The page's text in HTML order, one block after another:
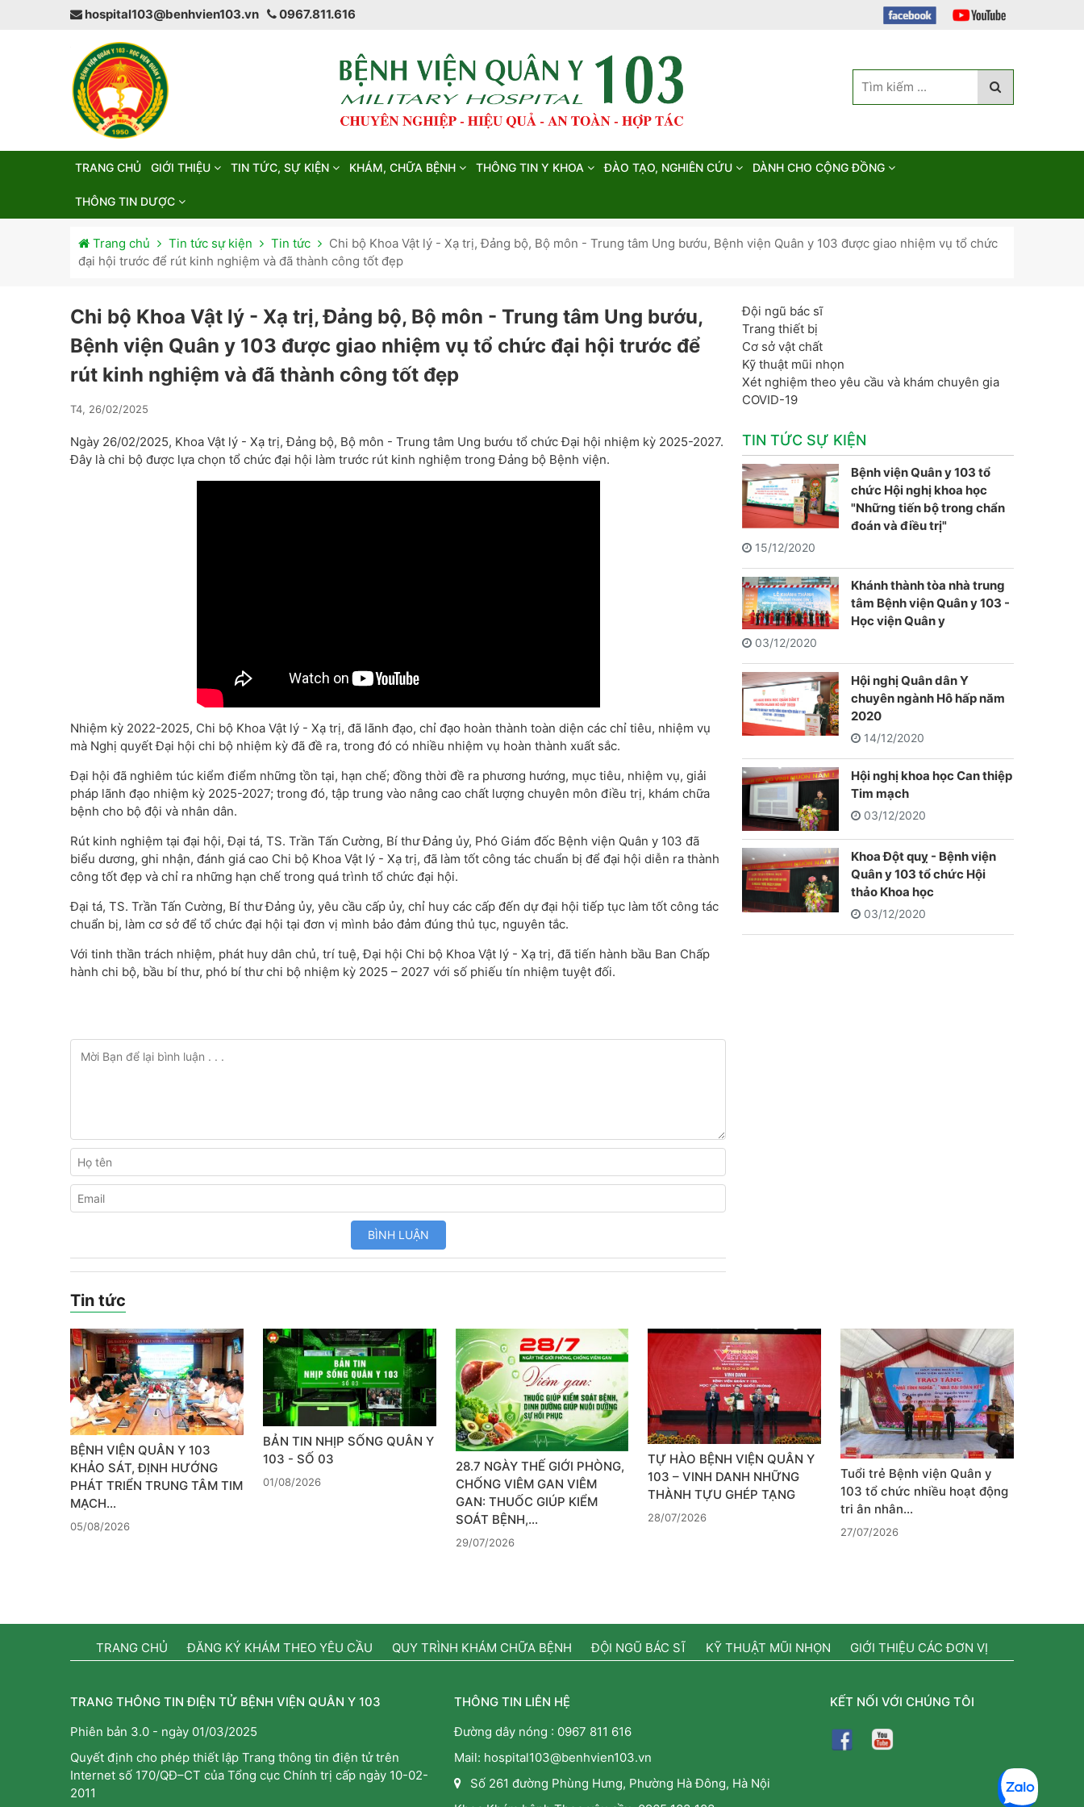
hospital103@benhvien103.vn 0967.811.616
TRANG CHỦ GIỚI THIỆU TIN TỨC, SỰ KIỆN KHÁM, CHỮA BỆNH THÔNG TIN Y KHOA ĐÀO TẠO, NGHIÊN CỨU DÀNH CHO CỘNG ĐỒNG
THÔNG TIN DƯỢC
Trang chủ Tin tức sự kiện Tin tức
Chi bộ Khoa Vật lý - Xạ trị, Đảng bộ, Bộ môn - Trung tâm Ung bướu, Bệnh viện Quân y 103 được giao nhiệm vụ tổ chức
đại hội trước để rút kinh nghiệm và đã thành công tốt đẹp
Chi bộ Khoa Vật lý - Xạ trị, Đảng bộ, Bộ môn - Trung tâm Ung bướu,
Bệnh viện Quân y 103 được giao nhiệm vụ tổ chức đại hội trước để
rút kinh nghiệm và đã thành công tốt đẹp
T4, 26/02/2025
Ngày 26/02/2025, Khoa Vật lý - Xạ trị, Đảng bộ, Bộ môn - Trung tâm Ung bướu tổ chức Đại hội nhiệm kỳ 2025-2027.
Đây là chi bộ được lựa chọn tổ chức đại hội làm trước rút kinh nghiệm trong Đảng bộ Bệnh viện.
Nhiệm kỳ 2022-2025, Chi bộ Khoa Vật lý - Xạ trị, đã lãnh đạo, chỉ đạo hoàn thành toàn diện các chỉ tiêu, nhiệm vụ
mà Nghị quyết Đại hội chi bộ nhiệm kỳ đã đề ra, trong đó có nhiều nhiệm vụ hoàn thành xuất sắc.
Đại hội đã nghiêm túc kiểm điểm những tồn tại, hạn chế; đồng thời đề ra phương hướng, mục tiêu, nhiệm vụ, giải
pháp lãnh đạo nhiệm kỳ 2025-2027; trong đó, tập trung vào nâng cao chất lượng chuyên môn điều trị, khám chữa
bệnh cho bộ đội và nhân dân.
Rút kinh nghiệm tại đại hội, Đại tá, TS. Trần Tấn Cường, Bí thư Đảng ủy, Phó Giám đốc Bệnh viện Quân y 103 đã
biểu dương, ghi nhận, đánh giá cao Chi bộ Khoa Vật lý - Xạ trị, đã làm tốt công tác chuẩn bị để đại hội diễn ra thành
công tốt đẹp và chỉ ra những hạn chế trong quá trình tổ chức đại hội.
Đại tá, TS. Trần Tấn Cường, Bí thư Đảng ủy, yêu cầu cấp ủy, chỉ huy các cấp đến dự đại hội tiếp tục làm tốt công tác
chuẩn bị, làm cơ sở để tổ chức đại hội tại đơn vị mình bảo đảm đúng thủ tục, nguyên tắc.
Với tinh thần trách nhiệm, phát huy dân chủ, trí tuệ, Đại hội Chi bộ Khoa Vật lý - Xạ trị, đã tiến hành bầu Ban Chấp
hành chi bộ, bầu bí thư, phó bí thư chi bộ nhiệm kỳ 2025 – 2027 với số phiếu tín nhiệm tuyệt đối.
Đội ngũ bác sĩ
Trang thiết bị
Cơ sở vật chất
Kỹ thuật mũi nhọn
Xét nghiệm theo yêu cầu và khám chuyên gia
COVID-19
TIN TỨC SỰ KIỆN
Bệnh viện Quân y 103 tổ
chức Hội nghị khoa học
"Những tiến bộ trong chẩn
đoán và điều trị"
15/12/2020
Khánh thành tòa nhà trung
tâm Bệnh viện Quân y 103 -
Học viện Quân y
03/12/2020
Hội nghị Quân dân Y
chuyên ngành Hô hấp năm
2020
14/12/2020
Hội nghị khoa học Can thiệp
Tim mạch
03/12/2020
Khoa Đột quỵ - Bệnh viện
Quân y 103 tổ chức Hội
thảo Khoa học
03/12/2020
Tin tức
BỆNH VIỆN QUÂN Y 103
KHẢO SÁT, ĐỊNH HƯỚNG
PHÁT TRIỂN TRUNG TÂM TIM
MẠCH…
05/08/2026
BẢN TIN NHỊP SỐNG QUÂN Y
103 - SỐ 03
01/08/2026
28.7 NGÀY THẾ GIỚI PHÒNG,
CHỐNG VIÊM GAN VIÊM
GAN: THUỐC GIÚP KIỂM
SOÁT BỆNH,…
29/07/2026
TỰ HÀO BỆNH VIỆN QUÂN Y
103 – VINH DANH NHỮNG
THÀNH TỰU GHÉP TẠNG
28/07/2026
Tuổi trẻ Bệnh viện Quân y
103 tổ chức nhiều hoạt động
tri ân nhân…
27/07/2026
TRANG CHỦ ĐĂNG KÝ KHÁM THEO YÊU CẦU QUY TRÌNH KHÁM CHỮA BỆNH ĐỘI NGŨ BÁC SĨ KỸ THUẬT MŨI NHỌN GIỚI THIỆU CÁC ĐƠN VỊ
TRANG THÔNG TIN ĐIỆN TỬ BỆNH VIỆN QUÂN Y 103
Phiên bản 3.0 - ngày 01/03/2025
Quyết định cho phép thiết lập Trang thông tin điện tử trên
Internet số 170/QĐ–CT của Tổng cục Chính trị cấp ngày 10-02-
2011
THÔNG TIN LIÊN HỆ
Đường dây nóng : 0967 811 616
Mail: hospital103@benhvien103.vn
Số 261 đường Phùng Hưng, Phường Hà Đông, Hà Nội
KẾT NỐI VỚI CHÚNG TÔI